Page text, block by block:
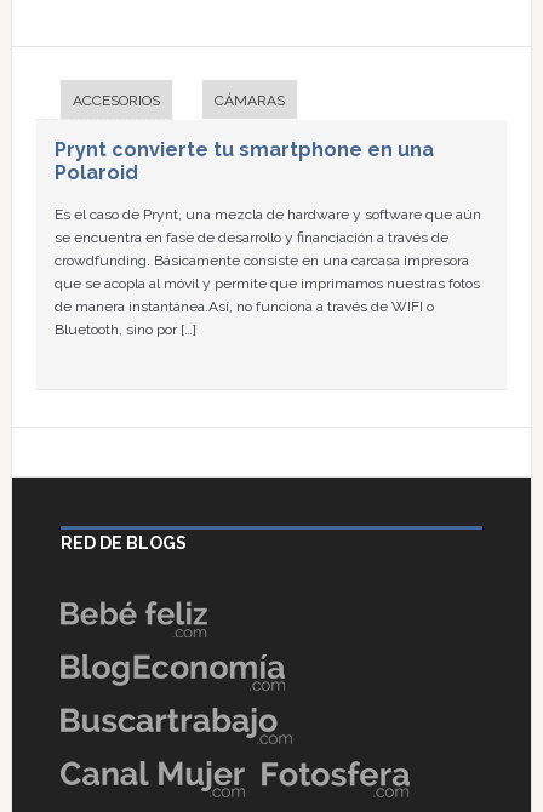
ACCESORIOS CÁMARAS
Prynt convierte tu smartphone en una
Polaroid
Es el caso de Prynt, una mezcla de hardware y software que aún
se encuentra en fase de desarrollo y financiación a través de
crowdfunding. Básicamente consiste en una carcasa impresora
que se acopla al móvil y permite que imprimamos nuestras fotos
de manera instantánea.Así, no funciona a través de WIFI o
Bluetooth, sino por […]
RED DE BLOGS